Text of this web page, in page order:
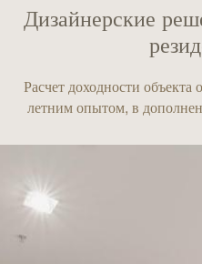
Дизайнерские
Расчет доходности объекта
летним опытом, в